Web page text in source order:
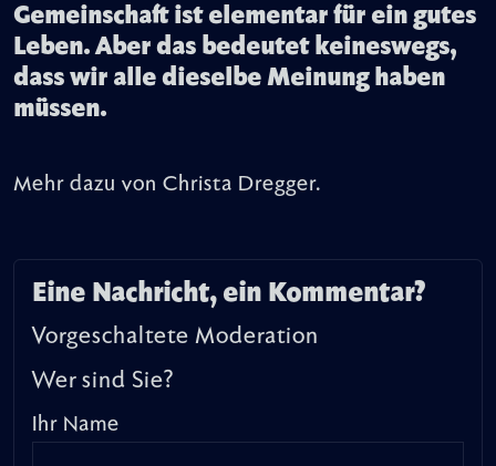
Gemeinschaft ist elementar für ein gutes
Leben. Aber das bedeutet keineswegs,
dass wir alle dieselbe Meinung haben
müssen.
Mehr dazu von Christa Dregger.
Eine Nachricht, ein Kommentar?
Vorgeschaltete Moderation
Wer sind Sie?
Ihr Name